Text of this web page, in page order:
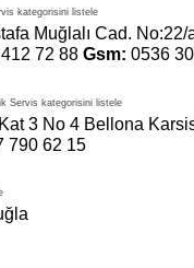
kategorisini listele
Muğlalı Cad.
72 88 Gsm: 0536
Servis kategorisini listele
3 No 4 Bellona
790 62 15